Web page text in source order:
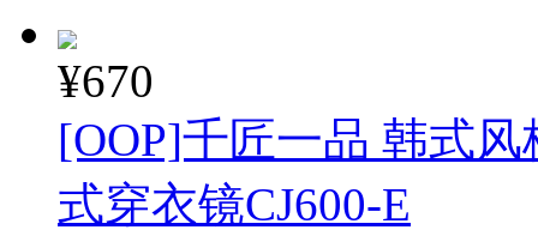
¥670
[OOP]千匠一品 韩式
式穿衣镜CJ600-E